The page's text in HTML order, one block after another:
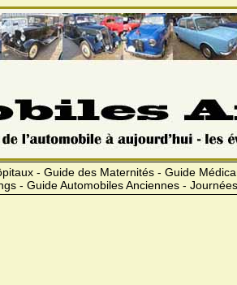
- Guide des Maternités - Guide
- Guide Automobiles Anciennes -